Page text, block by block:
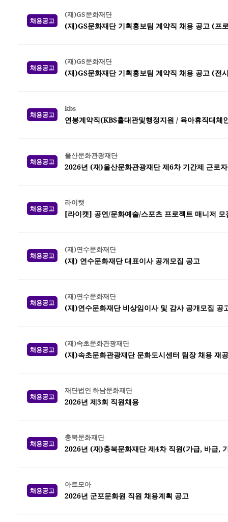
채용공고
(재)GS문화재단
(재)GS문화재단 기획홍보팀 계약직 채용 공고 (프
채용공고
(재)GS문화재단
(재)GS문화재단 기획홍보팀 계약직 채용 공고 (전
채용공고
kbs
연봉계약직(KBS홀대관및행정지원 / 육아휴직대
채용공고
울산문화관광재단
2026년 (재)울산문화관광재단 제6차 기간제 근로
채용공고
라이캣
[라이캣] 공연/문화예술/스포츠 프로젝트 매니저 모
채용공고
(재)연수문화재단
(재) 연수문화재단 대표이사 공개모집 공고
채용공고
(재)연수문화재단
(재)연수문화재단 비상임이사 및 감사 공개모집 공
채용공고
(재)속초문화관광재단
(재)속초문화관광재단 문화도시센터 팀장 채용 재
채용공고
재단법인 하남문화재단
2026년 제3회 직원채용
채용공고
충북문화재단
2026년 (재)충북문화재단 제4차 직원(가급, 바급,
채용공고
아트모아
2026년 군포문화원 직원 채용계획 공고